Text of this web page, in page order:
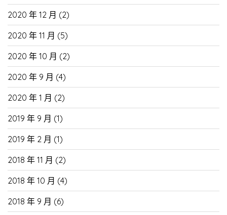
2020 年 12 月 (2)
2020 年 11 月 (5)
2020 年 10 月 (2)
2020 年 9 月 (4)
2020 年 1 月 (2)
2019 年 9 月 (1)
2019 年 2 月 (1)
2018 年 11 月 (2)
2018 年 10 月 (4)
2018 年 9 月 (6)